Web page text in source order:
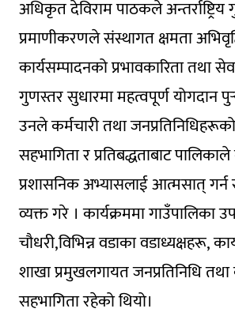
अधिकृत देविराम पाठकले
प्रमाणीकरणले संस्थागत क्षमता
कार्यसम्पादनको प्रभावकारिता तथा
गुणस्तर सुधारमा महत्वपूर्ण योगदान
उनले कर्मचारी तथा
सहभागिता र प्रतिबद्धताबाट
प्रशासनिक अभ्यासलाई आत्मसात् गर्न
व्यक्त गरे । कार्यक्रममा गाउँपालिका
चाैधरी,विभिन्न वडाका वडाध्यक्षहरू,
शाखा प्रमुखलगायत जनप्रतिनिधि
सहभागिता रहेको थियो।